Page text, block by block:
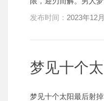
发布时间： 2023年12
梦见十个太阳最后射